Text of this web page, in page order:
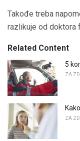
Takođe treba
razlikuje od doktora
Related Content
5
ZA
ZA